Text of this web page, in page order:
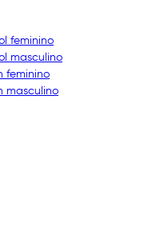
feminino
masculino
feminino
masculino